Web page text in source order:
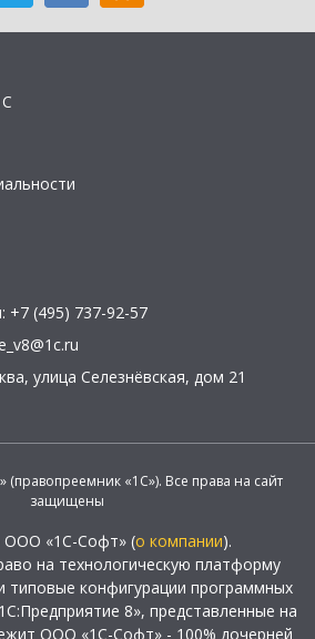
+7 (495) 737-92-57
, улица Селезнёвская, дом 21
«1С»). Все права на сайт
защищены
ООО «1С-Софт» (о компании).
на технологическую платформу
типовые конфигурации программных
8», представленные на
ООО «1С-Софт» - 100% дочерней